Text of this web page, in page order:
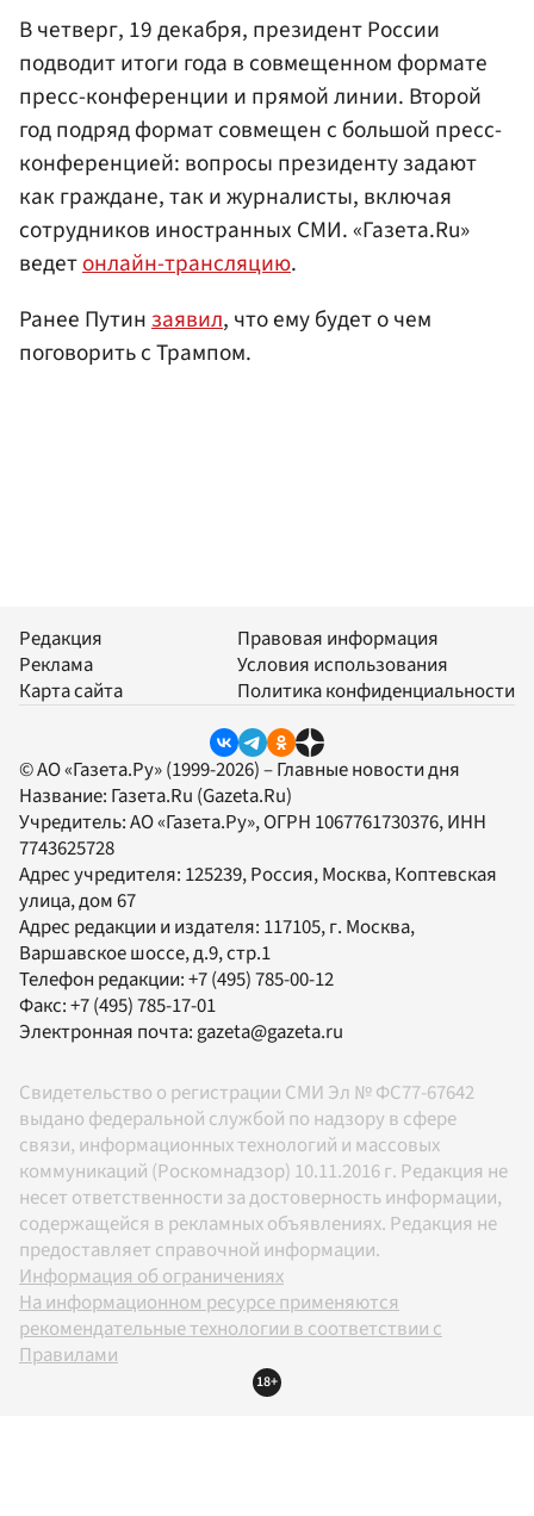
В четверг, 19 декабря, президент России
подводит итоги года в совмещенном формате
пресс-конференции и прямой линии. Второй
год подряд формат совмещен с большой пресс-
конференцией: вопросы президенту задают
как граждане, так и журналисты, включая
сотрудников иностранных СМИ. «Газета.Ru»
ведетонлайн-трансляцию.
Ранее Путинзаявил, что ему будет о чем
поговорить с Трампом.
Редакция
Реклама
Карта сайта
Правовая информация
Условия использования
Политика конфиденциальности
© АО «Газета.Ру» (1999-2026) – Главные новости дня
Название: Газета.Ru (Gazeta.Ru)
Учредитель:АО «Газета.Ру», ОГРН 1067761730376, ИНН
7743625728
Адрес учредителя: 125239, Россия, Москва, Коптевская
улица, дом 67
Адрес редакции и издателя: 117105, г. Москва,
Варшавское шоссе, д.9, стр.1
Телефон редакции:+7 (495) 785-00-12
Факс:+7 (495) 785-17-01
Электронная почта:gazeta@gazeta.ru
Свидетельство о регистрации СМИ Эл № ФС77-67642
выдано федеральной службой по надзору в сфере
связи, информационных технологий и массовых
коммуникаций (Роскомнадзор) 10.11.2016 г. Редакция не
несет ответственности за достоверность информации,
содержащейся в рекламных объявлениях. Редакция не
предоставляет справочной информации.
Информация об ограничениях
На информационном ресурсе применяются
рекомендательные технологии в соответствии с
Правилами
18+